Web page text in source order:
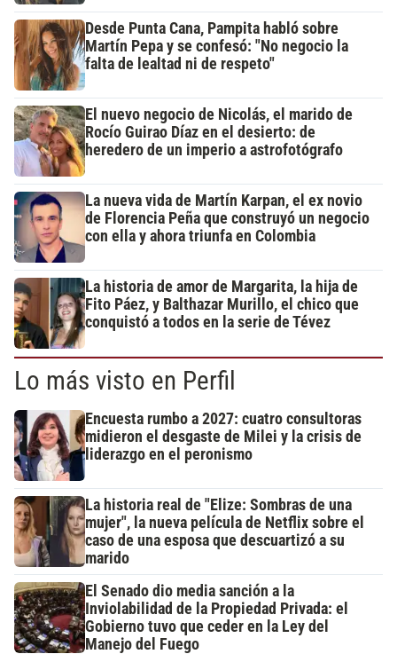
Desde Punta Cana, Pampita habló sobre
Martín Pepa y se confesó: "No negocio la
falta de lealtad ni de respeto"
El nuevo negocio de Nicolás, el marido de
Rocío Guirao Díaz en el desierto: de
heredero de un imperio a astrofotógrafo
La nueva vida de Martín Karpan, el ex novio
de Florencia Peña que construyó un negocio
con ella y ahora triunfa en Colombia
La historia de amor de Margarita, la hija de
Fito Páez, y Balthazar Murillo, el chico que
conquistó a todos en la serie de Tévez
Lo más visto en Perfil
Encuesta rumbo a 2027: cuatro consultoras
midieron el desgaste de Milei y la crisis de
liderazgo en el peronismo
La historia real de "Elize: Sombras de una
mujer", la nueva película de Netflix sobre el
caso de una esposa que descuartizó a su
marido
El Senado dio media sanción a la
Inviolabilidad de la Propiedad Privada: el
Gobierno tuvo que ceder en la Ley del
Manejo del Fuego